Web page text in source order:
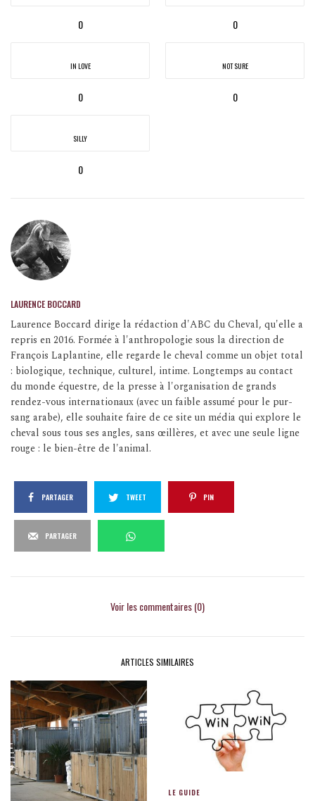
0 0
IN LOVE
0
NOT SURE
0
SILLY
0
LAURENCE BOCCARD
Laurence Boccard dirige la rédaction d'ABC du Cheval, qu'elle a
repris en 2016. Formée à l'anthropologie sous la direction de
François Laplantine, elle regarde le cheval comme un objet total
: biologique, technique, culturel, intime. Longtemps au contact
du monde équestre, de la presse à l'organisation de grands
rendez-vous internationaux (avec un faible assumé pour le pur-
sang arabe), elle souhaite faire de ce site un média qui explore le
cheval sous tous ses angles, sans œillères, et avec une seule ligne
rouge : le bien-être de l'animal.
PARTAGER TWEET PIN
PARTAGER
Voir les commentaires (0)
ARTICLES SIMILAIRES
LE GUIDE